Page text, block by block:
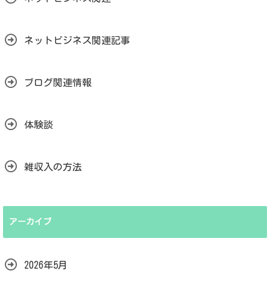
ネットビジネス関連記事
ブログ関連情報
体験談
雑収入の方法
アーカイブ
2026年5月